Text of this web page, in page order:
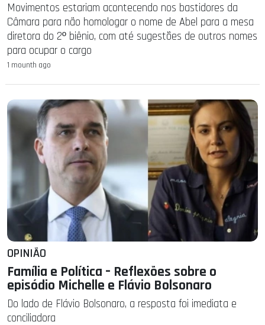
Movimentos estariam acontecendo nos bastidores da
Câmara para não homologar o nome de Abel para a mesa
diretora do 2º biênio, com até sugestões de outros nomes
para ocupar o cargo
1 mounth ago
OPINIÃO
Família e Política – Reflexões sobre o
episódio Michelle e Flávio Bolsonaro
Do lado de Flávio Bolsonaro, a resposta foi imediata e
conciliadora